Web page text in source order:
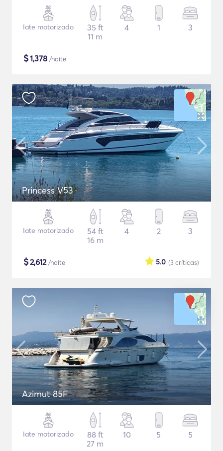
Iate motorizado
35 ft
11 m
4 1 3
$1,378 /noite
Princess V53
Iate motorizado
54 ft
16 m
4 2 3
$2,612/noite (3críticas)
5.0
Azimut 85F
Iate motorizado
88 ft
27 m
10 5 5